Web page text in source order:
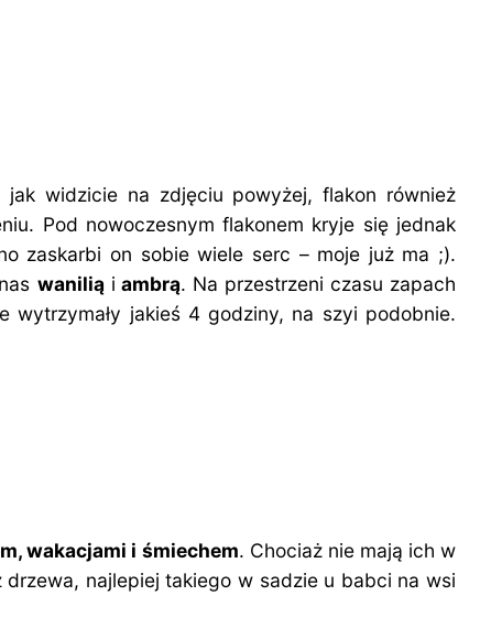
jak widzicie na zdjęciu powyżej, flakon również
Pod nowoczesnym flakonem kryje się jednak
zaskarbi on sobie wiele serc – moje już ma ;).
wanilią i ambrą. Na przestrzeni czasu zapach
wytrzymały jakieś 4 godziny, na szyi podobnie.
wakacjami i śmiechem. Chociaż nie mają ich w
drzewa, najlepiej takiego w sadzie u babci na wsi